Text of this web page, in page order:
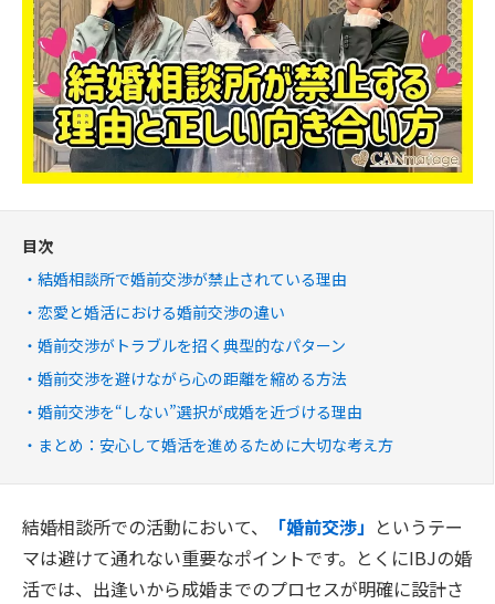
目次
結婚相談所で婚前交渉が禁止されている理由
恋愛と婚活における婚前交渉の違い
婚前交渉がトラブルを招く典型的なパターン
婚前交渉を避けながら心の距離を縮める方法
婚前交渉を“しない”選択が成婚を近づける理由
まとめ：安心して婚活を進めるために大切な考え方
結婚相談所での活動において、 「婚前交渉」 というテー
マは避けて通れない重要なポイントです。とくにIBJの婚
活では、出逢いから成婚までのプロセスが明確に設計さ